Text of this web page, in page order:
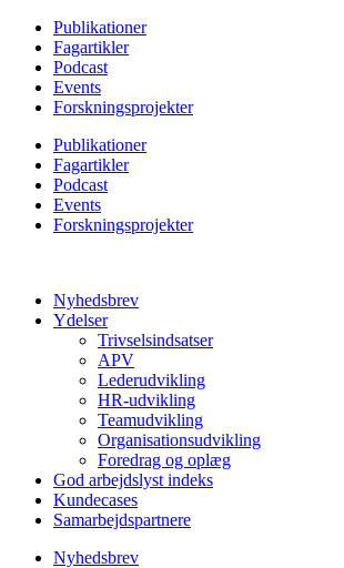
Videre
indhold
Publikationer
Fagartikler
Podcast
Events
Forskningsprojekter
Publikationer
Fagartikler
Podcast
Events
Forskningsprojekter
Nyhedsbrev
Ydelser
Trivselsindsatser
APV
Lederudvikling
HR-udvikling
Teamudvikling
Organisationsudvikling
Foredrag og oplæg
God arbejdslyst indeks
Kundecases
Samarbejdspartnere
Nyhedsbrev